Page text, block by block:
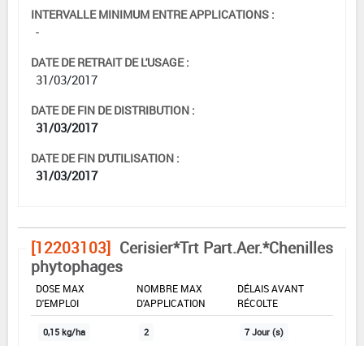
INTERVALLE MINIMUM ENTRE APPLICATIONS :
-
DATE DE RETRAIT DE L'USAGE :
31/03/2017
DATE DE FIN DE DISTRIBUTION :
31/03/2017
DATE DE FIN D'UTILISATION :
31/03/2017
[12203103] Cerisier*Trt Part.Aer.*Chenilles
phytophages
DOSE MAX
D'EMPLOI
NOMBRE MAX
D'APPLICATION
DÉLAIS AVANT
RÉCOLTE
0,15 kg/ha 2 7 Jour (s)